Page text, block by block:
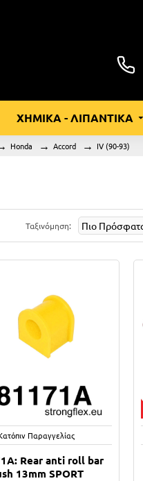
ΧΗΜΙΚΑ - ΛΙΠΑΝΤΙΚΑ
Honda Accord IV (90-93)
Ταξινόμηση:
Παραγγελίας
Rear anti roll bar
13mm SPORT